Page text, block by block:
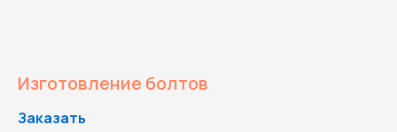
Изготовление болтов
Заказать